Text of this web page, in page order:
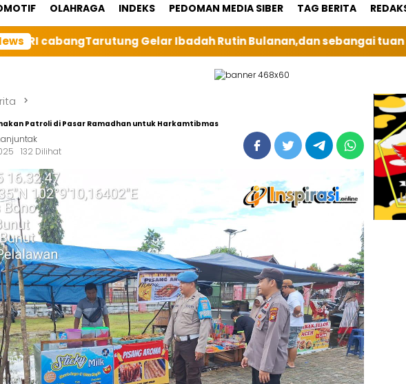
OLAHRAGA INDEKS PEDOMAN MEDIA SIBER TAG BERITA
Rutin Bulanan,dan sebangai tuan rumah kali ini BRI Unit
Patroli di Pasar Ramadhan untuk Harkamtibmas
132 Dilihat